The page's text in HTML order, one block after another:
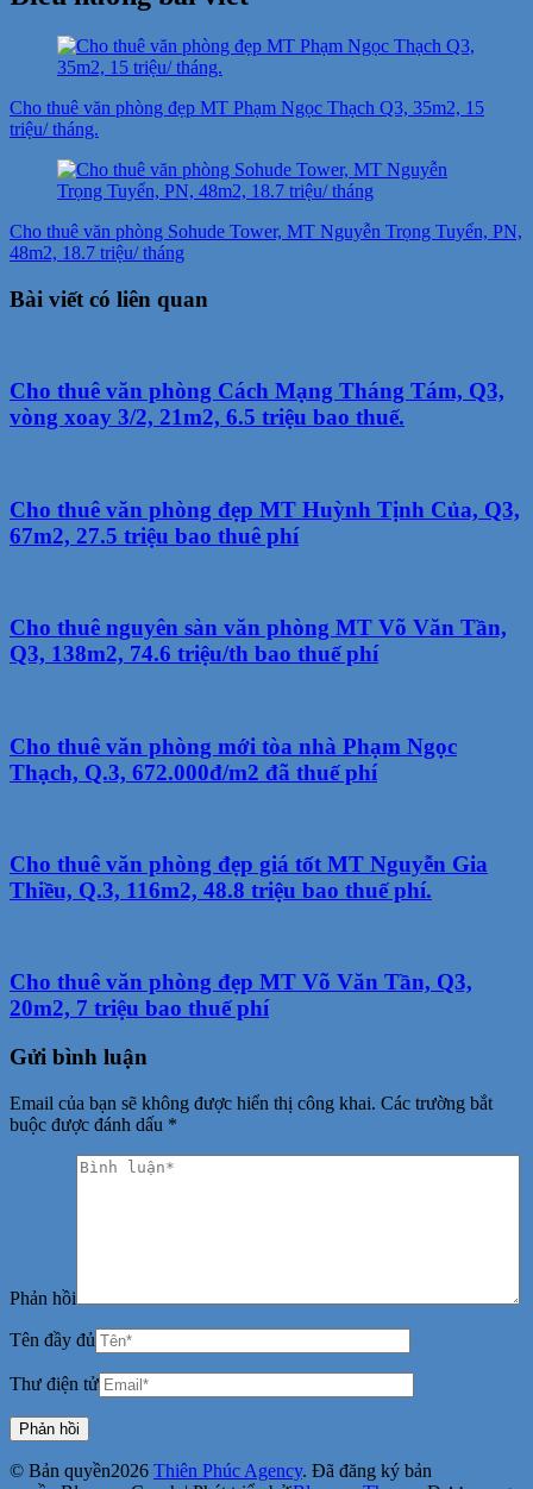
Cho thuê văn phòng đẹp MT Phạm Ngọc Thạch Q3, 35m2, 15
triệu/ tháng.
Cho thuê văn phòng Sohude Tower, MT Nguyễn Trọng Tuyển, PN,
48m2, 18.7 triệu/ tháng
Bài viết có liên quan
Cho thuê văn phòng Cách Mạng Tháng Tám, Q3,
vòng xoay 3/2, 21m2, 6.5 triệu bao thuế.
Cho thuê văn phòng đẹp MT Huỳnh Tịnh Của, Q3,
67m2, 27.5 triệu bao thuê phí
Cho thuê nguyên sàn văn phòng MT Võ Văn Tần,
Q3, 138m2, 74.6 triệu/th bao thuế phí
Cho thuê văn phòng mới tòa nhà Phạm Ngọc
Thạch, Q.3, 672.000đ/m2 đã thuế phí
Cho thuê văn phòng đẹp giá tốt MT Nguyễn Gia
Thiều, Q.3, 116m2, 48.8 triệu bao thuế phí.
Cho thuê văn phòng đẹp MT Võ Văn Tần, Q3,
20m2, 7 triệu bao thuế phí
Gửi bình luận
Email của bạn sẽ không được hiển thị công khai. Các trường bắt
buộc được đánh dấu *
Phản hồi
Tên đầy đủ
Thư điện tử
© Bản quyền2026 Thiên Phúc Agency. Đã đăng ký bản